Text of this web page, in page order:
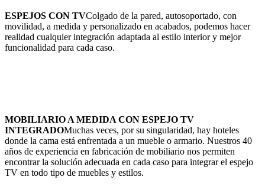
ESPEJOS CON TVColgado de la pared, autosoportado, con
movilidad, a medida y personalizado en acabados, podemos hacer
realidad cualquier integración adaptada al estilo interior y mejor
funcionalidad para cada caso.
MOBILIARIO A MEDIDA CON ESPEJO TV
INTEGRADOMuchas veces, por su singularidad, hay hoteles
donde la cama está enfrentada a un mueble o armario. Nuestros 40
años de experiencia en fabricación de mobiliario nos permiten
encontrar la solución adecuada en cada caso para integrar el espejo
TV en todo tipo de muebles y estilos.